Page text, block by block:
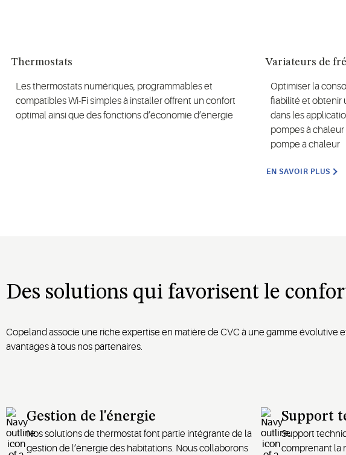
Thermostats
Les thermostats numériques, programmables et
compatibles Wi-Fi simples à installer offrent un confort
optimal ainsi que des fonctions d’économie d’énergie
Variateurs de
Optimiser la
fiabilité et obtenir
dans les
pompes à
pompe à chaleur
EN SAVOIR PLUS
Des solutions qui favorisent le
Copeland associe une riche expertise en matière de CVC à une gamme
avantages à tous nos partenaires.
Gestion de l'énergie
Nos solutions de thermostat font partie intégrante de la
gestion de l’énergie des habitations. Nous collaborons
Support
Support
comprenant la